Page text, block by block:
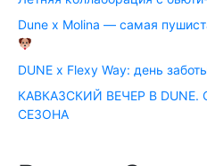
Dune x Molina — самая
DUNE x Flexy Way: день
КАВКАЗСКИЙ ВЕЧЕР В
СЕЗОНА